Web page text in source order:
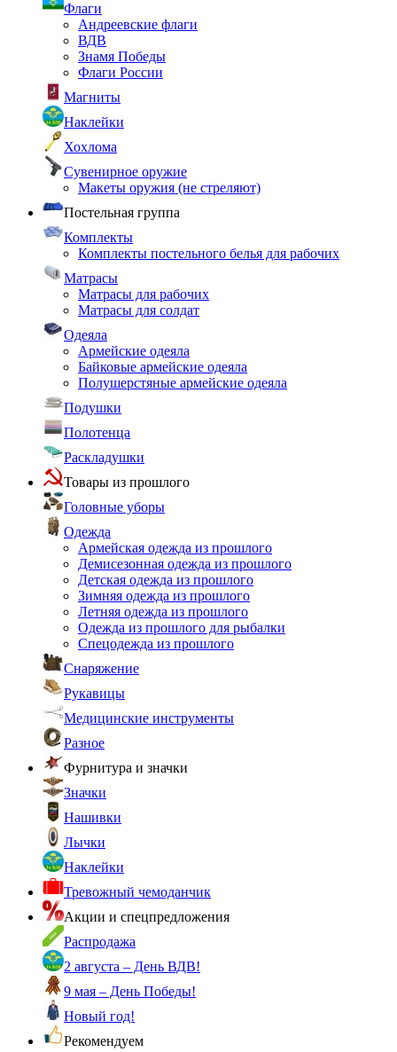
Флаги
Андреевские флаги
ВДВ
Знамя Победы
Флаги России
Магниты
Наклейки
Хохлома
Сувенирное оружие
Макеты оружия (не стреляют)
Постельная группа
Комплекты
Комплекты постельного белья для рабочих
Матрасы
Матрасы для рабочих
Матрасы для солдат
Одеяла
Армейские одеяла
Байковые армейские одеяла
Полушерстяные армейские одеяла
Подушки
Полотенца
Раскладушки
Товары из прошлого
Головные уборы
Одежда
Армейская одежда из прошлого
Демисезонная одежда из прошлого
Детская одежда из прошлого
Зимняя одежда из прошлого
Летняя одежда из прошлого
Одежда из прошлого для рыбалки
Спецодежда из прошлого
Снаряжение
Рукавицы
Медицинские инструменты
Разное
Фурнитура и значки
Значки
Нашивки
Лычки
Наклейки
Тревожный чемоданчик
Акции и спецпредложения
Распродажа
2 августа – День ВДВ!
9 мая – День Победы!
Новый год!
Рекомендуем